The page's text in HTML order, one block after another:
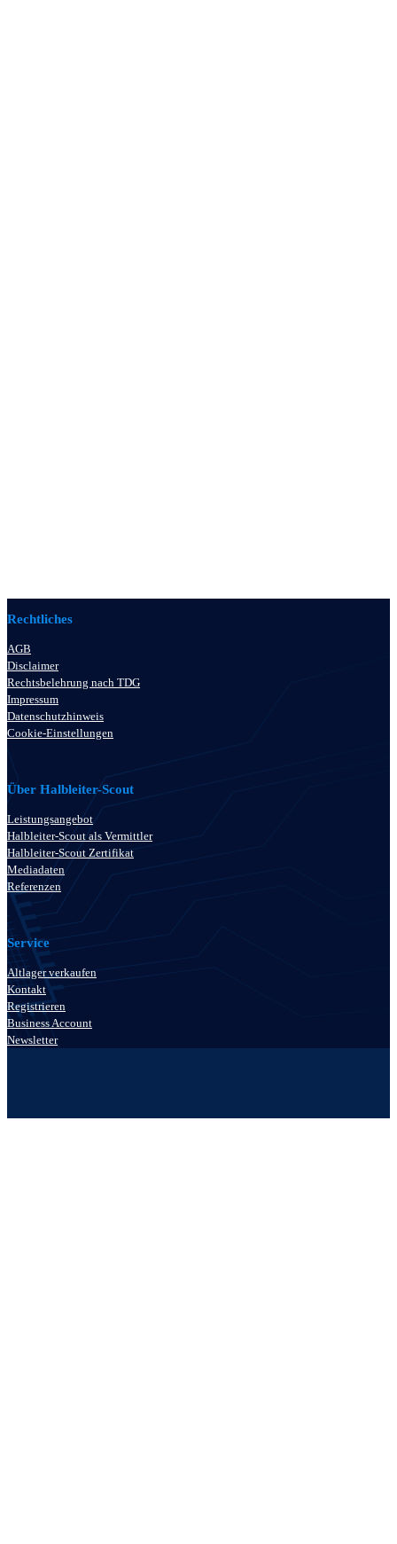
Rechtliches
AGB
Disclaimer
Rechtsbelehrung nach TDG
Impressum
Datenschutzhinweis
Cookie-Einstellungen
Über Halbleiter-Scout
Leistungsangebot
Halbleiter-Scout als Vermittler
Halbleiter-Scout Zertifikat
Mediadaten
Referenzen
Service
Altlager verkaufen
Kontakt
Registrieren
Business Account
Newsletter